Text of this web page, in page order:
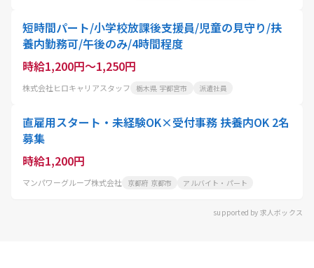
短時間パート/小学校放課後支援員/児童の見守り/扶
養内勤務可/午後のみ/4時間程度
時給1,200円～1,250円
株式会社ヒロキャリアスタッフ 栃木県 宇都宮市 派遣社員
直雇用スタート・未経験OK×受付事務 扶養内OK 2名
募集
時給1,200円
マンパワーグループ株式会社 京都府 京都市 アルバイト・パート
supported by 求人ボックス